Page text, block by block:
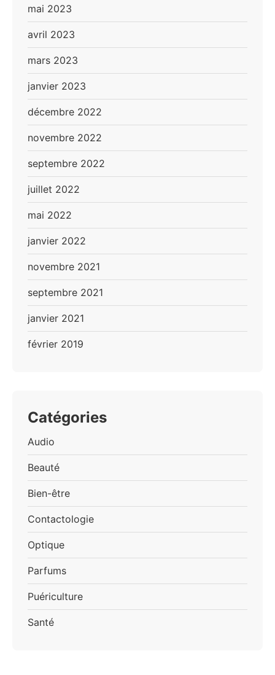
mai 2023
avril 2023
mars 2023
janvier 2023
décembre 2022
novembre 2022
septembre 2022
juillet 2022
mai 2022
janvier 2022
novembre 2021
septembre 2021
janvier 2021
février 2019
Catégories
Audio
Beauté
Bien-être
Contactologie
Optique
Parfums
Puériculture
Santé